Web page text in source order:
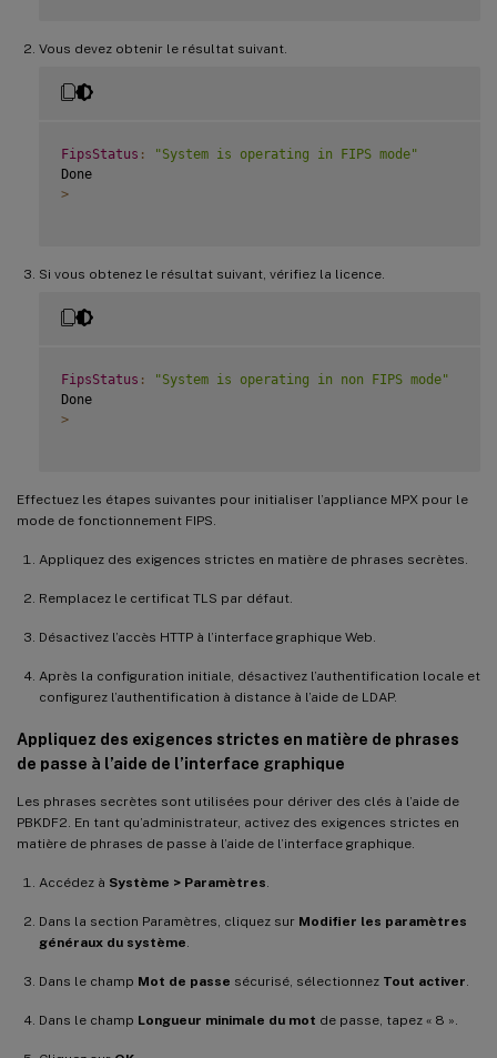
Vous devez obtenir le résultat suivant.
FipsStatus :
"System is operating in FIPS mode"
>
Si vous obtenez le résultat suivant, vérifiez la licence.
FipsStatus :
"System is operating in non FIPS mode"
>
Effectuez les étapes suivantes pour initialiser l’appliance MPX pour le
mode de fonctionnement FIPS.
Appliquez des exigences strictes en matière de phrases secrètes.
Remplacez le certificat TLS par défaut.
Désactivez l’accès HTTP à l’interface graphique Web.
Après la configuration initiale, désactivez l’authentification locale et
configurez l’authentification à distance à l’aide de LDAP.
Appliquez des exigences strictes en matière de phrases
de passe à l’aide de l’interface graphique
Les phrases secrètes sont utilisées pour dériver des clés à l’aide de
PBKDF2. En tant qu’administrateur, activez des exigences strictes en
matière de phrases de passe à l’aide de l’interface graphique.
Accédez à Système > Paramètres
Dans la section Paramètres, cliquez sur Modifier les paramètres
généraux du système
Dans le champ Mot de passe sécurisé, sélectionnez Tout activer
Dans le champ Longueur minimale du mot de passe, tapez « 8 ».